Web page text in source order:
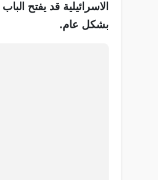
الاسرائيلية قد يفتح
بشكل عام.